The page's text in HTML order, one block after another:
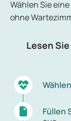
Wählen Sie
ohne
Lesen
Füllen